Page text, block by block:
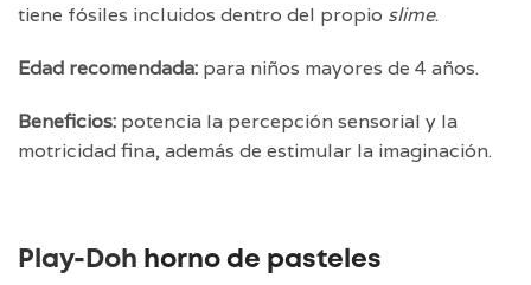
tiene fósiles incluidos dentro del propio slime.
Edad recomendada: para niños mayores de 4 años.
Beneficios: potencia la percepción sensorial y la
motricidad fina, además de estimular la imaginación.
Play-Doh horno de pasteles